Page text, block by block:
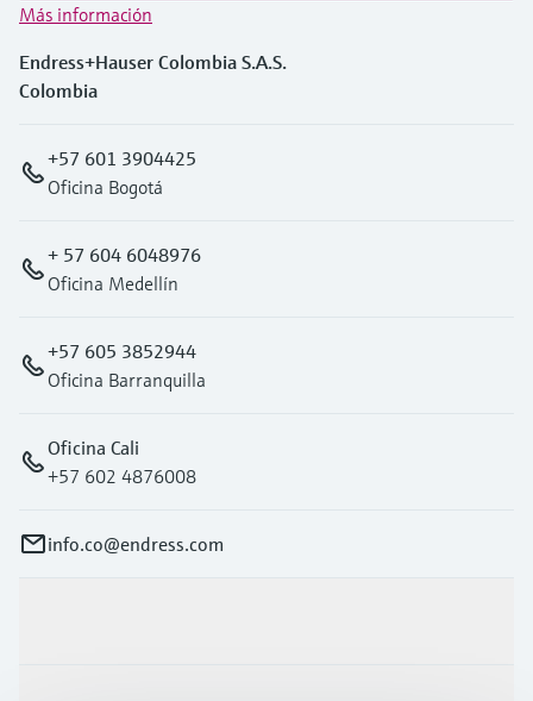
Más información
Endress+Hauser Colombia S.A.S.
Colombia
+57 601 3904425
Oficina Bogotá
+ 57 604 6048976
Oficina Medellín
+57 605 3852944
Oficina Barranquilla
Oficina Cali
+57 602 4876008
info.co@endress.com